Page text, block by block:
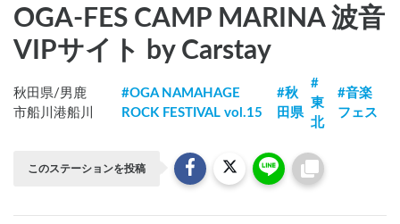
OGA-FES CAMP MARINA 波音
VIPサイト by Carstay
秋田県/男鹿
市船川港船川
#OGA NAMAHAGE
ROCK FESTIVAL vol.15
#秋
田県
#
東
北
#音楽
フェス
このステーションを投稿